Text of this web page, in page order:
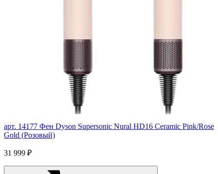
арт. 14177 Фен Dyson Supersonic Nural HD16 Ceramic Pink/Rose
Gold (Розовый)
31 999 ₽